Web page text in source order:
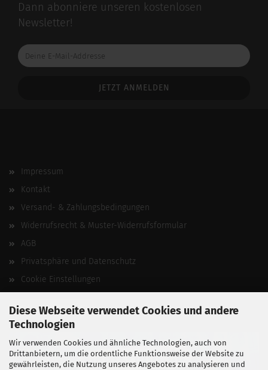
Diese Webseite verwendet Cookies und andere
Technologien
Wir verwenden Cookies und ähnliche Technologien, auch von
Drittanbietern, um die ordentliche Funktionsweise der Website zu
gewährleisten, die Nutzung unseres Angebotes zu analysieren und
Dann abonniere unseren kostenlosen
Newsletter!
Deine
E-
Impressum
Kontakt
Versand- & Zahlungsbedingungen
Widerrufsrecht & Muster-Widerrufsformular
AGB
Privatsphäre und Datenschutz
Cookie Einstellungen
Vertrag widerrufen